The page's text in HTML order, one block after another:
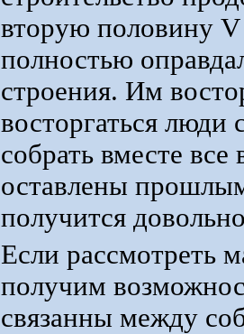
вторую половину
полностью
строения. Им
восторгаться люди
собрать вместе
оставлены
получится
Если рассмотреть
получим
связанны между